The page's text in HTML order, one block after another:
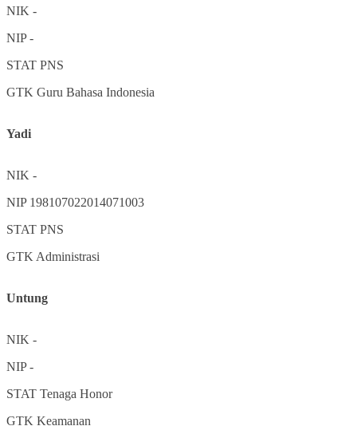
NIK -
NIP-
STAT PNS
GTK Guru Bahasa Indonesia
Yadi
NIK -
NIP 198107022014071003
STAT PNS
GTK Administrasi
Untung
NIK -
NIP-
STAT Tenaga Honor
GTK Keamanan